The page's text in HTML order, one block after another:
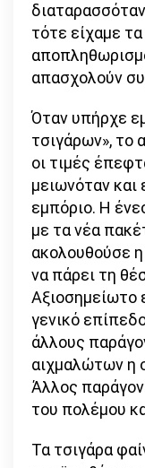
τότε είχαμε
απασχολούν
Όταν υπήρχε
τσιγάρων», το
οι τιμές
μειωνόταν
εμπόριο. Η
με τα νέα
ακολουθούσε
να πάρει τη
Αξιοσημείωτο
γενικό
άλλους
αιχμαλώτων η
Άλλος
του πολέμου
Τα τσιγάρα